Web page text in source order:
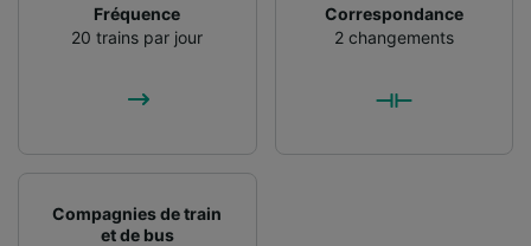
Fréquence
20 trains par jour
Correspondance
2 changements
Compagnies de train
et de bus